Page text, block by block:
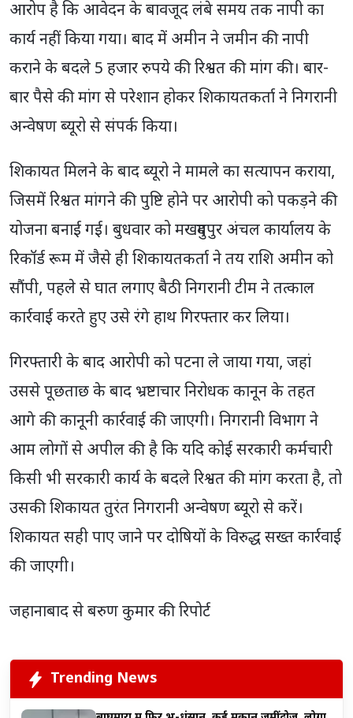
आरोप है कि आवेदन के बावजूद लंबे समय तक नापी का
कार्य नहीं किया गया। बाद में अमीन ने जमीन की नापी
कराने के बदले 5 हजार रुपये की रिश्वत की मांग की। बार-
बार पैसे की मांग से परेशान होकर शिकायतकर्ता ने निगरानी
अन्वेषण ब्यूरो से संपर्क किया।
शिकायत मिलने के बाद ब्यूरो ने मामले का सत्यापन कराया,
जिसमें रिश्वत मांगने की पुष्टि होने पर आरोपी को पकड़ने की
योजना बनाई गई। बुधवार को मखदुमपुर अंचल कार्यालय के
रिकॉर्ड रूम में जैसे ही शिकायतकर्ता ने तय राशि अमीन को
सौंपी, पहले से घात लगाए बैठी निगरानी टीम ने तत्काल
कार्रवाई करते हुए उसे रंगे हाथ गिरफ्तार कर लिया।
गिरफ्तारी के बाद आरोपी को पटना ले जाया गया, जहां
उससे पूछताछ के बाद भ्रष्टाचार निरोधक कानून के तहत
आगे की कानूनी कार्रवाई की जाएगी। निगरानी विभाग ने
आम लोगों से अपील की है कि यदि कोई सरकारी कर्मचारी
किसी भी सरकारी कार्य के बदले रिश्वत की मांग करता है, तो
उसकी शिकायत तुरंत निगरानी अन्वेषण ब्यूरो से करें।
शिकायत सही पाए जाने पर दोषियों के विरुद्ध सख्त कार्रवाई
की जाएगी।
जहानाबाद से बरुण कुमार की रिपोर्ट
Trending News